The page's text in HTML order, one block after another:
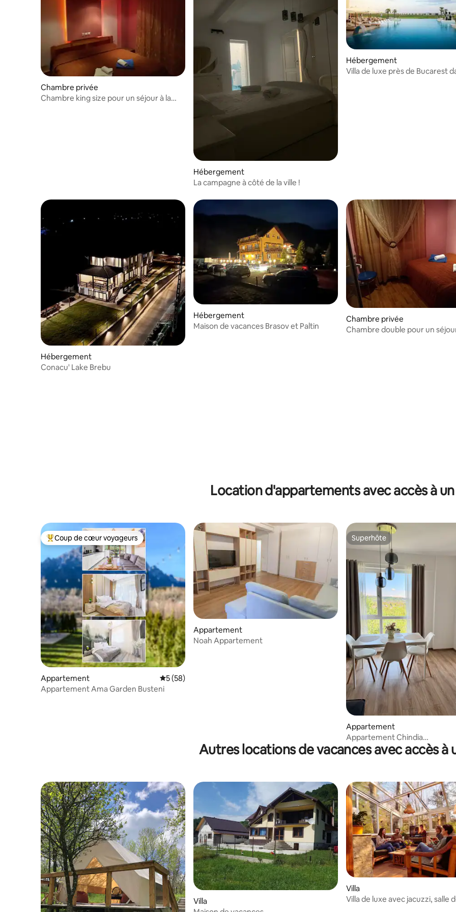
Chambre privée
Chambre king size pour un séjour à la
Hébergement
La campagne à côté de la ville !
Hébergement
Villa de luxe près de Bucarest
Hébergement
Conacu' Lake Brebu
Hébergement
Maison de vacances Brasov et Paltin
Chambre privée
Chambre double pour un
Location d'appartements avec accès à
Coups de cœur voyageurs les plus appréciés
Coup de cœur voyageurs
Appartement Évaluation moyenne sur la base de 58 commentaires : 5 sur 5
5 (58)
Appartement Ama Garden Busteni
Appartement
Noah Appartement
Superhôte
Superhôte
Appartement
Appartement Chindia
ParkLake/2 chambres/WiFi
Autres locations de vacances avec accès à
Villa
Villa
Villa de luxe avec jacuzzi, salle